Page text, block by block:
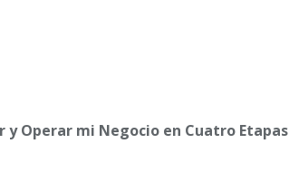
y Operar mi Negocio en Cuatro Etapas